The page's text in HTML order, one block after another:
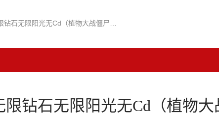
钻石无限阳光无Cd（植物大